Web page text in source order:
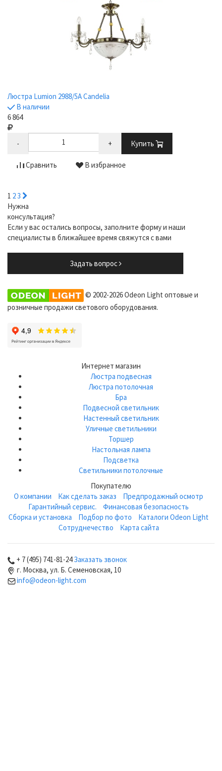
Люстра Lumion 2988/5A Candelia
В наличии
6 864
- + Купить
Сравнить В избранное
1 23
Нужна
консультация?
Если у вас остались вопросы, заполните форму и наши
специалисты в ближайшее время свяжутся с вами
Задать вопрос
© 2002-2026 Odeon Light оптовые и
розничные продажи светового оборудования.
Интернет магазин
Люстра подвесная
Люстра потолочная
Бра
Подвесной светильник
Настенный светильник
Уличные светильники
Торшер
Настольная лампа
Подсветка
Светильники потолочные
Покупателю
О компании
Как сделать заказ
Предпродажный осмотр
Гарантийный сервис.
Финансовая безопасность
Сборка и установка
Подбор по фото
Каталоги Odeon Light
Сотруднечество
Карта сайта
+ 7 (495) 741-81-24Заказать звонок
г. Москва, ул. Б. Семеновская, 10
info@odeon-light.com